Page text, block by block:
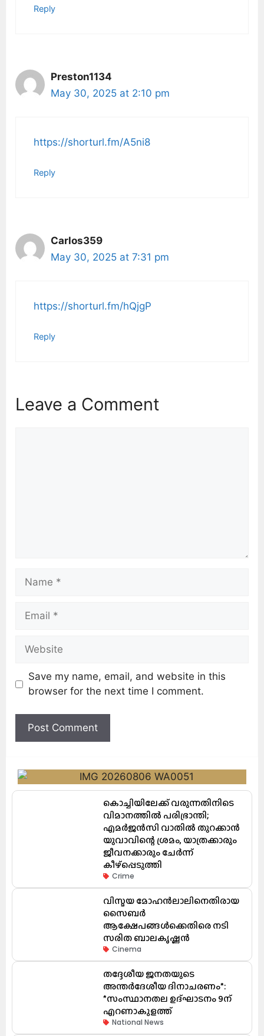
Reply
Preston1134
May 30, 2025 at 2:10 pm
https://shorturl.fm/A5ni8
Reply
Carlos359
May 30, 2025 at 7:31 pm
https://shorturl.fm/hQjgP
Reply
Leave a Comment
Save my name, email, and website in this
browser for the next time I comment.
കൊച്ചിയിലേക്ക് വരുന്നതിനിടെ
വിമാനത്തിൽ പരിഭ്രാന്തി;
എമർജൻസി വാതിൽ തുറക്കാൻ
യുവാവിന്റെ ശ്രമം, യാത്രക്കാരും
ജീവനക്കാരും ചേർന്ന്
കീഴ്പ്പെടുത്തി
Crime
വിസ്മയ മോഹൻലാലിനെതിരായ
സൈബർ
ആക്ഷേപങ്ങൾക്കെതിരെ നടി
സരിത ബാലകൃഷ്ണൻ
Cinema
തദ്ദേശീയ ജനതയുടെ
അന്തർദേശീയ ദിനാചരണം*:
*സംസ്ഥാനതല ഉദ്ഘാടനം 9ന്
എറണാകുളത്ത്
National News